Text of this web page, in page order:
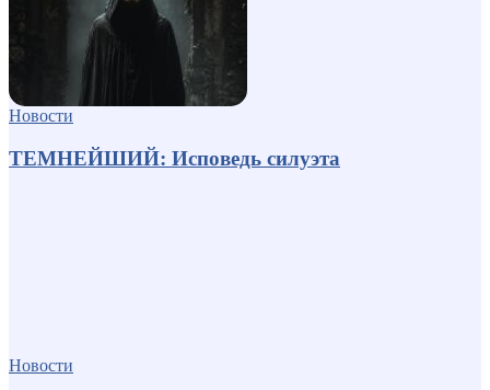
Новости
ТЕМНЕЙШИЙ: Исповедь силуэта
Новости